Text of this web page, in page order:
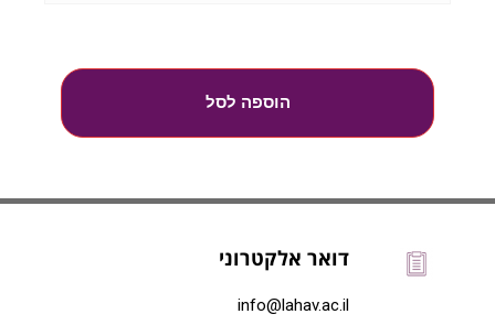
הוספה לסל
דואר אלקטרוני
info@lahav.ac.il